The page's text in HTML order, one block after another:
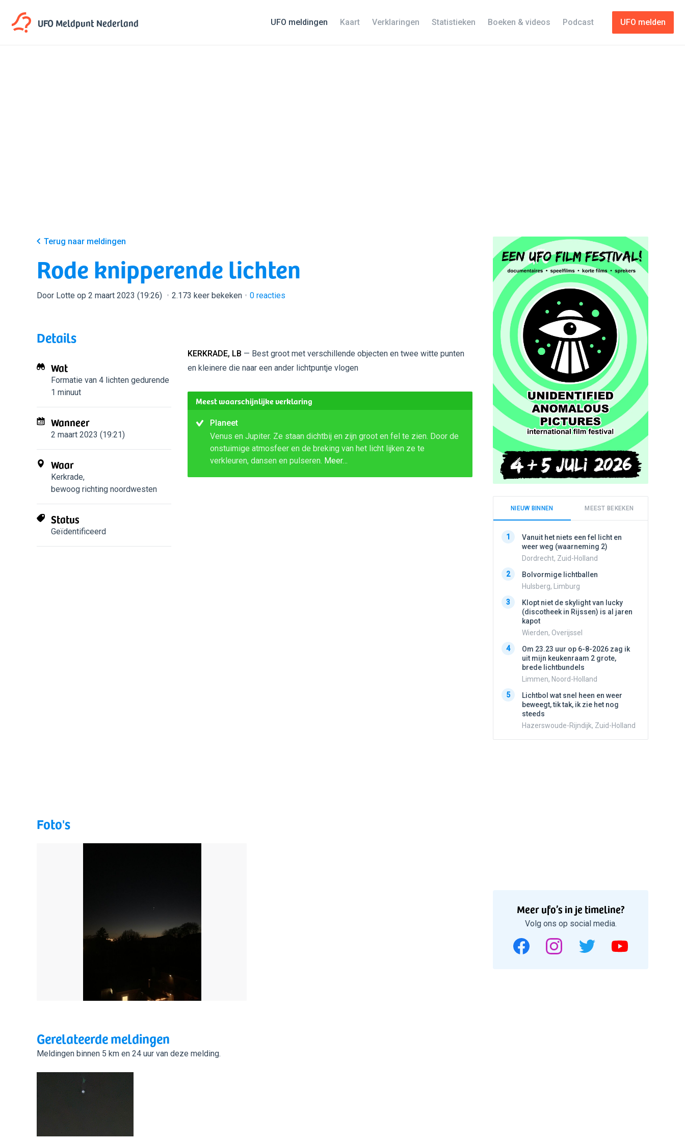
UFO MeldpuntNederland UFO melden
UFO meldingen Kaart Verklaringen Statistieken Boeken & videos Podcast
Terug naar meldingen
Rode knipperende lichten
Door Lotte op 2 maart 2023 (19:26) 2.173 keer bekeken 0 reacties
Details
Wat
Formatie van 4 lichten gedurende
1 minuut
Wanneer
2 maart 2023 (19:21)
Waar
Kerkrade,
bewoog richting noordwesten
Status
Geïdentificeerd
KERKRADE, LB — Best groot met verschillende objecten en twee witte punten
en kleinere die naar een ander lichtpuntje vlogen
Meest waarschijnlijke verklaring
Planeet
Venus en Jupiter. Ze staan dichtbij en zijn groot en fel te zien. Door de
onstuimige atmosfeer en de breking van het licht lijken ze te
verkleuren, dansen en pulseren. Meer…
Foto's
Gerelateerde meldingen
Meldingen binnen 5 km en 24 uur van deze melding.
NIEUW BINNEN MEEST BEKEKEN
1
Vanuit het niets een fel licht en
weer weg (waarneming 2)
Dordrecht, Zuid-Holland
2
Bolvormige lichtballen
Hulsberg, Limburg
3
Klopt niet de skylight van lucky
(discotheek in Rijssen) is al jaren
kapot
Wierden, Overijssel
4
Om 23.23 uur op 6-8-2026 zag ik
uit mijn keukenraam 2 grote,
brede lichtbundels
Limmen, Noord-Holland
5
Lichtbol wat snel heen en weer
beweegt, tik tak, ik zie het nog
steeds
Hazerswoude-Rijndijk, Zuid-Holland
Meer ufo’s in je timeline?
Volg ons op social media.